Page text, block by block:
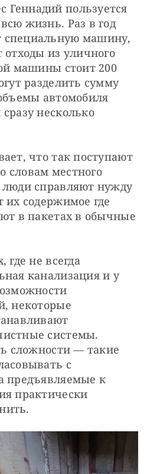
пользуется
жизнь. Раз в год
машину,
отходы из уличного
машины стоит 200
разделить сумму
автомобиля
несколько
что так поступают
словам местного
справляют нужду
содержимое где
в пакетах в обычные
где не всегда
канализация и у
некоторые
системы.
сложности — такие
с
предъявляемые к
практически